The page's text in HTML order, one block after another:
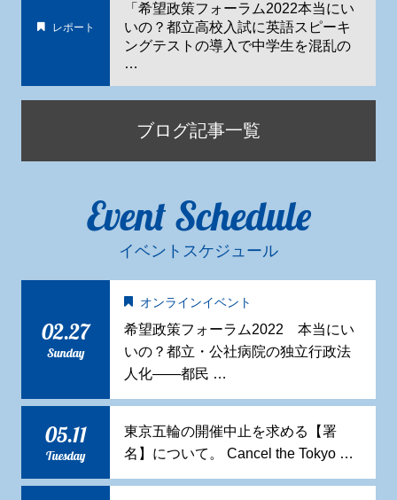
レポート
「希望政策フォーラム2022本当にい
いの？都立高校入試に英語スピーキ
ングテストの導入で中学生を混乱の
…
ブログ記事一覧
Event Schedule
イベントスケジュール
02.27
Sunday
オンラインイベント
希望政策フォーラム2022 本当にい
いの？都立・公社病院の独立行政法
人化——都民 …
05.11
Tuesday
東京五輪の開催中止を求める【署
名】について。 Cancel the Tokyo …